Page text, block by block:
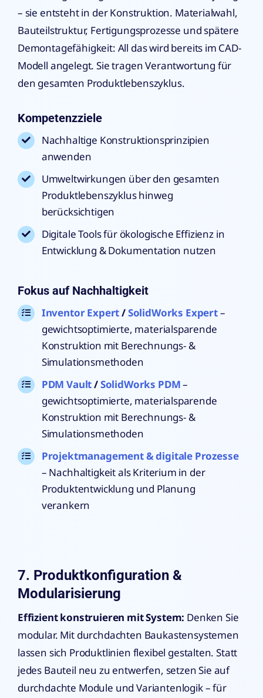
– sie entsteht in der Konstruktion. Materialwahl,
Bauteilstruktur, Fertigungsprozesse und spätere
Demontagefähigkeit: All das wird bereits im CAD-
Modell angelegt. Sie tragen Verantwortung für
den gesamten Produktlebenszyklus.
Kompetenzziele
Nachhaltige Konstruktionsprinzipien
anwenden
Umweltwirkungen über den gesamten
Produktlebenszyklus hinweg
berücksichtigen
Digitale Tools für ökologische Effizienz in
Entwicklung & Dokumentation nutzen
Fokus auf Nachhaltigkeit
Inventor Expert/SolidWorks Expert–
gewichtsoptimierte, materialsparende
Konstruktion mit Berechnungs- &
Simulationsmethoden
PDM Vault/SolidWorks PDM–
gewichtsoptimierte, materialsparende
Konstruktion mit Berechnungs- &
Simulationsmethoden
Projektmanagement & digitale Prozesse
– Nachhaltigkeit als Kriterium in der
Produktentwicklung und Planung
verankern
7. Produktkonfiguration &
Modularisierung
Effizient konstruieren mit System: Denken Sie
modular. Mit durchdachten Baukastensystemen
lassen sich Produktlinien flexibel gestalten. Statt
jedes Bauteil neu zu entwerfen, setzen Sie auf
durchdachte Module und Variantenlogik – für